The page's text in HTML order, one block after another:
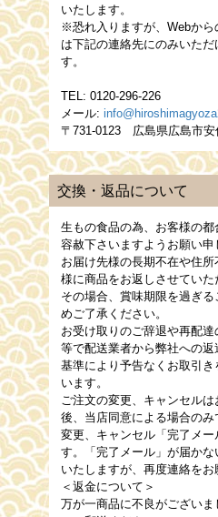
いたします。
※恐れ入りますが、Webか
は下記の連絡先にのみいた
す。
TEL: 0120-296-226
メール:
〒731-0123 広島県広島市安
交換・返品について
生もの食品の為、お客様の
容赦下さいますようお願い申
お届け先様の長期不在や住
様に商品をお返しさせていた
その場合、賞味期限を過ぎ
めご了承ください。
お受け取りのご辞退や再配
等で配送業者から弊社への
基準により予告なくお取引
います。
ご注文の変更、キャンセル
後、当店同意による場合の
変更、キャンセル「完了メー
す。「完了メール」が届か
いたしますが、再度連絡をお
＜返金について＞
万が一商品に不良がございま